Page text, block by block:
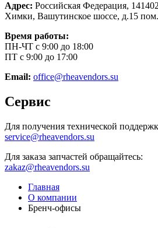
Адрес: Российская Федерация,
Химки, Вашутинское шоссе, д.15
Время работы:
ПН-ЧТ с 9:00 до 18:00
ПТ с 9:00 до 17:00
Email: office@rheavendors.su
Сервис
Для получения технической
service@rheavendors.su
Для заказа запчастей обращайтесь:
zakaz@rheavendors.su
Главная
О компании
Бренч-офисы